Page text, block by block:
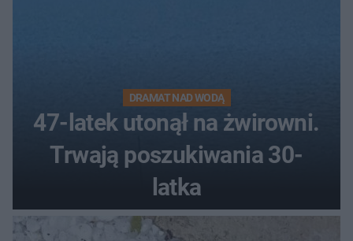
DRAMAT NAD WODĄ
47-latek utonął na żwirowni.
Trwają poszukiwania 30-
latka